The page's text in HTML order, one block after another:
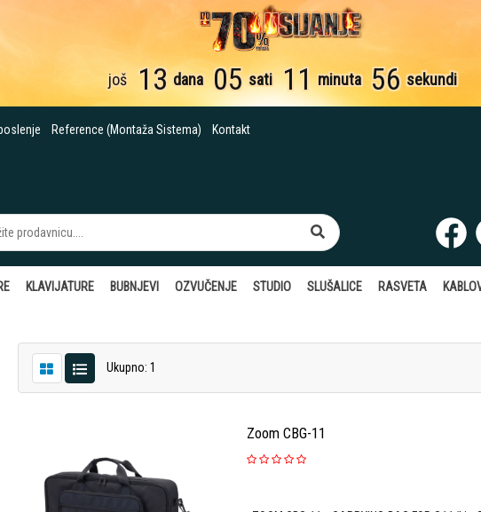
još 13 dana 05 sati 11 minuta 55 sekundi
Reference (Montaža Sistema) Kontakt
KLAVIJATURE BUBNJEVI OZVUČENJE STUDIO SLUŠALICE RASVETA
Ukupno: 1
Zoom CBG-11